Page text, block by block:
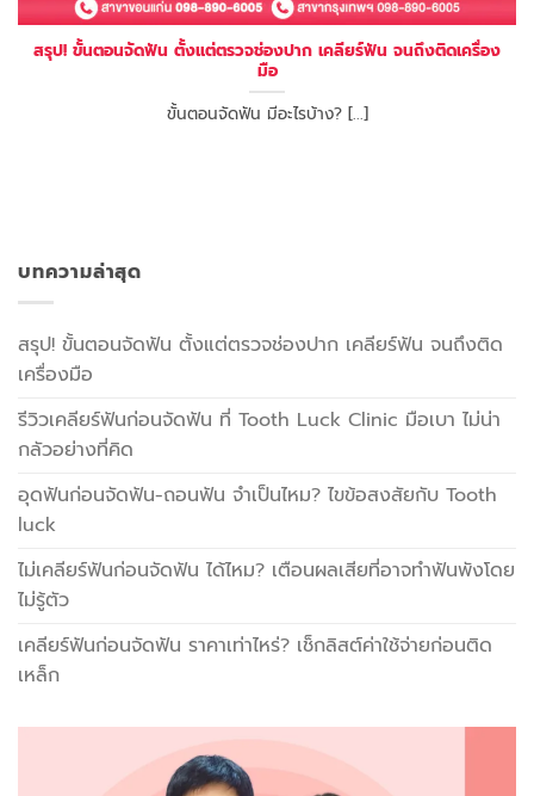
สรุป! ขั้นตอนจัดฟัน ตั้งแต่ตรวจช่องปาก เคลียร์ฟัน จนถึงติดเครื่อง
มือ
ขั้นตอนจัดฟัน มีอะไรบ้าง? [...]
บทความล่าสุด
สรุป! ขั้นตอนจัดฟัน ตั้งแต่ตรวจช่องปาก เคลียร์ฟัน จนถึงติด
เครื่องมือ
รีวิวเคลียร์ฟันก่อนจัดฟัน ที่ Tooth Luck Clinic มือเบา ไม่น่า
กลัวอย่างที่คิด
อุดฟันก่อนจัดฟัน-ถอนฟัน จำเป็นไหม? ไขข้อสงสัยกับ Tooth
luck
ไม่เคลียร์ฟันก่อนจัดฟัน ได้ไหม? เตือนผลเสียที่อาจทำฟันพังโดย
ไม่รู้ตัว
เคลียร์ฟันก่อนจัดฟัน ราคาเท่าไหร่? เช็กลิสต์ค่าใช้จ่ายก่อนติด
เหล็ก